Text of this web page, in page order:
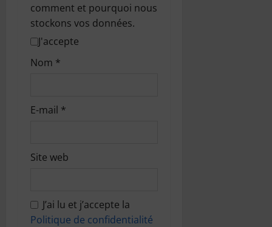
comment et pourquoi nous
stockons vos données.
J'accepte
Nom *
E-mail *
Site web
J’ai lu et j’accepte la
Politique de confidentialité